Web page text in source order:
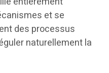
et se
des processus
naturellement la